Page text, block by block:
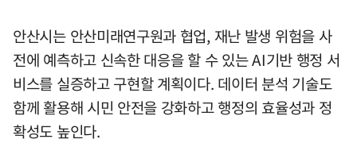
안산시는 안산미래연구원과 협업, 재난 발생 위험을 사
전에 예측하고 신속한 대응을 할 수 있는 AI기반 행정 서
비스를 실증하고 구현할 계획이다. 데이터 분석 기술도
함께 활용해 시민 안전을 강화하고 행정의 효율성과 정
확성도 높인다.